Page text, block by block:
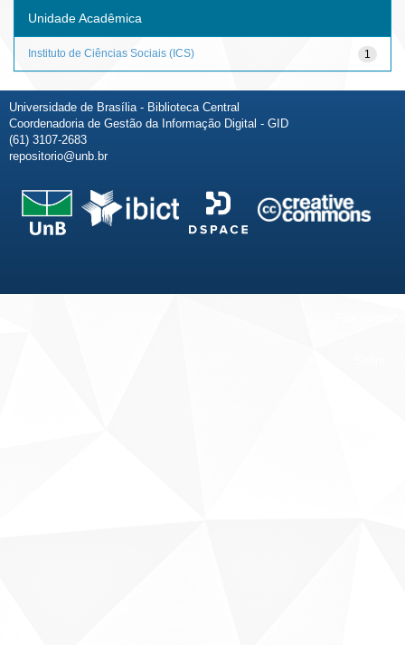
Unidade Acadêmica
1
Instituto de Ciências Sociais (ICS)
Universidade de Brasília - Biblioteca Central
Coordenadoria de Gestão da Informação Digital - GID
(61) 3107-2683
repositorio@unb.br